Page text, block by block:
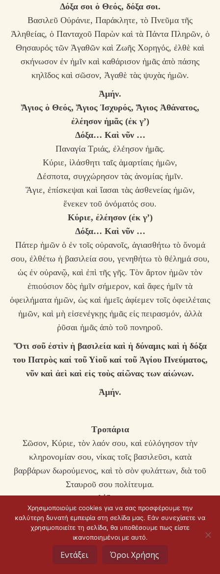
Δόξα σοι ὁ Θεός, δόξα σοι.
Βασιλεῦ Οὐράνιε, Παράκλητε, τὸ Πνεῦμα τῆς
Ἀληθείας, ὁ Πανταχοῦ Παρὼν καὶ τὰ Πάντα Πληρῶν, ὁ
Θησαυρός τῶν Ἀγαθῶν καὶ Ζωῆς Χορηγός, ἐλθὲ καὶ
σκήνωσον ἐν ἡμῖν καὶ καθάρισον ἡμᾶς ἀπὸ πάσης
κηλῖδος καὶ σῶσον, Ἀγαθὲ τὰς ψυχὰς ἡμῶν.
Ἀμήν.
Ἅγιος ὁ Θεός, Ἅγιος Ἰσχυρός, Ἅγιος Ἀθάνατος,
ἐλέησον ἡμᾶς (ἐκ γ’)
Δόξα… Καὶ νῦν …
Παναγία Τριάς, ἐλέησον ἡμᾶς.
Κύριε, ἱλάσθητι ταῖς ἁμαρτίαις ἡμῶν,
Δέσποτα, συγχώρησον τὰς ἀνομίας ἡμῖν.
Ἅγιε, ἐπίσκεψαι καὶ ἴασαι τὰς ἀσθενείας ἡμῶν,
ἕνεκεν τοῦ ὀνόματός σου.
Κύριε, ἐλέησον (ἐκ γ’)
Δόξα… Καὶ νῦν …
Πάτερ ἡμῶν ὁ ἐν τοῖς οὐρανοῖς, ἁγιασθήτω τὸ ὄνομά
σου, ἐλθέτω ἡ βασιλεία σου, γενηθήτω τὸ θέλημά σου,
ὡς ἐν οὐρανῷ, καὶ ἐπὶ τῆς γῆς. Τὸν ἄρτον ἡμῶν τὸν
ἐπιούσιον δὸς ἡμῖν σήμερον, καὶ ἄφες ἡμῖν τὰ
ὀφειλήματα ἡμῶν, ὡς καὶ ἡμεῖς ἀφίεμεν τοῖς ὀφειλέταις
ἡμῶν, καὶ μὴ εἰσενέγκῃς ἡμᾶς εἰς πειρασμόν, ἀλλὰ
ῥῦσαι ἡμᾶς ἀπὸ τοῦ πονηροῦ.
Ὅτι σοῦ ἐστὶν ἡ βασιλεία καὶ ἡ δύναμις καὶ ἡ δόξα
του Πατρὸς καί τοῦ Υἱοῦ καί τοῦ Ἁγίου Πνεύματος,
νῦν καὶ ἀεὶ καὶ εἰς τοὺς αἰῶνας των αἰώνων.
Ἀμήν.
Τροπάρια
Σῶσον, Κύριε, τὸν λαόν σου, καὶ εὐλόγησον τὴν
κληρονομίαν σου, νίκας τοῖς βασιλεῦσι, κατὰ
βαρβάρων δωρούμενος, καὶ τὸ σὸν φυλάττων, διὰ τοῦ
Σταυροῦ σου πολίτευμα.
Δόξα…
Ὁ ὑψωθεὶς ἐν τῷ Σταυρῷ ἑκουσίως, τῇ ἐπωνύμῳ σου
καινῇ πολιτείᾳ, τοὺς οἰκτιρμούς σου δώρησαι, Χριστὲ ὁ
Θεός, εὔφρανον ἐν τῇ δυνάμει σου, τοὺς πιστοὺς
βασιλεῖς ἡμῶν, νίκας χορηγῶν αὐτοῖς, κατὰ τῶν
πολεμίων, τὴν συμμαχίαν ἔχοιεν τὴν σήν, ὅπλον
Χρησιμοποιούμε cookies για να σας προσφέρουμε την
καλύτερη δυνατή εμπειρία στη σελίδα μας. Εάν συνεχίσετε να
χρησιμοποιείτε τη σελίδα, θα υποθέσουμε πως είστε
ικανοποιημένοι με αυτό.
Εντάξει Όροι Χρήσης